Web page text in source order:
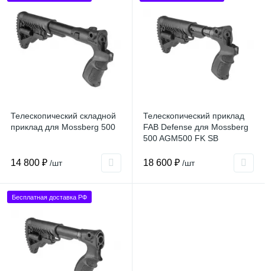
Телескопический складной
приклад для Mossberg 500
14 800 ₽ /шт
Телескопический приклад
FAB Defense для Mossberg
500 AGM500 FK SB
18 600 ₽ /шт
Бесплатная доставка РФ